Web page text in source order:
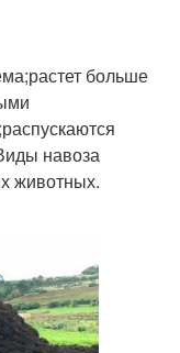
больше
навоза
животных.